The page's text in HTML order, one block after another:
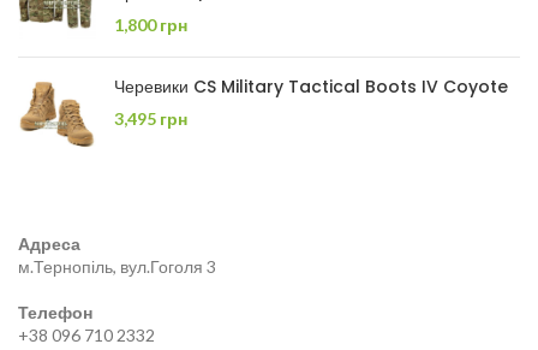
1,800грн
Черевики CS Military Tactical Boots IV Coyote
3,495 грн
Адреса
м.Тернопіль, вул.Гоголя 3
Телефон
+38 096 710 2332